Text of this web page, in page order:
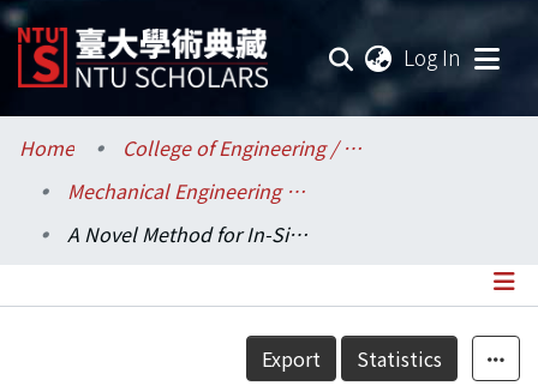
Log In
Communities & Collections
Research Outputs
Home
College of Engineering / 工學院
Mechanical Engineering / 機械工程學系
A Novel Method for In-Situ Monitoring of the Thickness of a Silicon Wafer during Wet Etching
Details
Export Statistics